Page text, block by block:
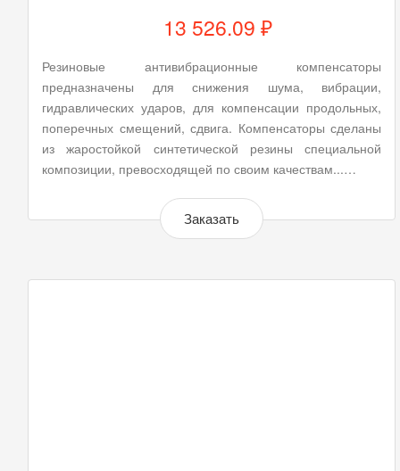
13 526.09 ₽
Резиновые антивибрационные компенсаторы
предназначены для снижения шума, вибрации,
гидравлических ударов, для компенсации продольных,
поперечных смещений, сдвига. Компенсаторы сделаны
из жаростойкой синтетической резины специальной
композиции, превосходящей по своим качествам...…
Заказать